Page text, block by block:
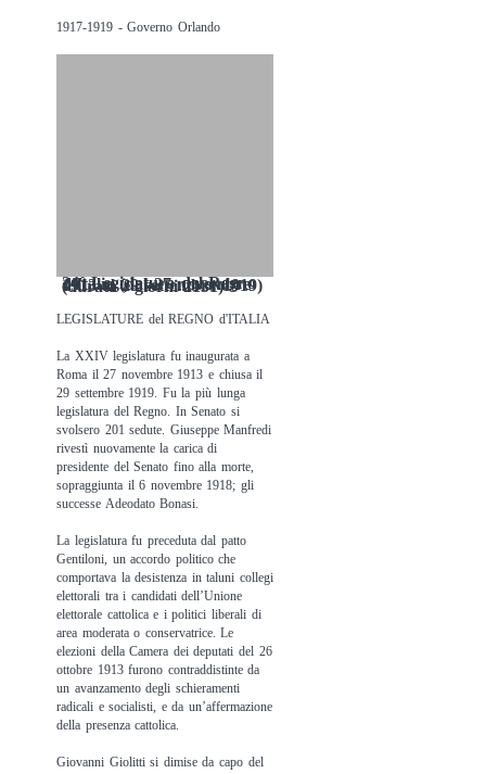
1917-1919 - Governo Orlando
24° Legislatura del Regno d'Italia (dal 27 novembre 1913 al 29 settembre 1919) (durata : giorni 2131)
LEGISLATURE del REGNO d'ITALIA
La XXIV legislatura fu inaugurata a
Roma il 27 novembre 1913 e chiusa il
29 settembre 1919. Fu la più lunga
legislatura del Regno. In Senato si
svolsero 201 sedute. Giuseppe Manfredi
rivestì nuovamente la carica di
presidente del Senato fino alla morte,
sopraggiunta il 6 novembre 1918; gli
successe Adeodato Bonasi.
La legislatura fu preceduta dal patto
Gentiloni, un accordo politico che
comportava la desistenza in taluni collegi
elettorali tra i candidati dell’Unione
elettorale cattolica e i politici liberali di
area moderata o conservatrice. Le
elezioni della Camera dei deputati del 26
ottobre 1913 furono contraddistinte da
un avanzamento degli schieramenti
radicali e socialisti, e da un’affermazione
della presenza cattolica.
Giovanni Giolitti si dimise da capo del